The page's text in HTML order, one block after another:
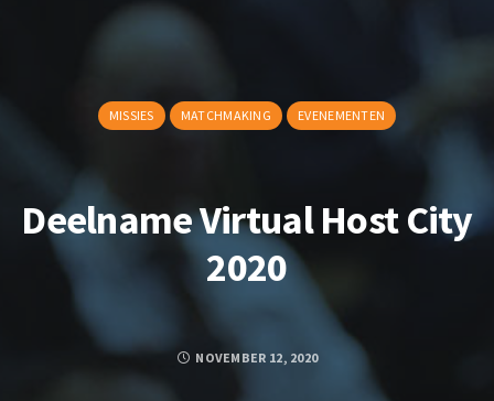
MISSIES MATCHMAKING EVENEMENTEN
Deelname Virtual Host City
2020
NOVEMBER 12, 2020